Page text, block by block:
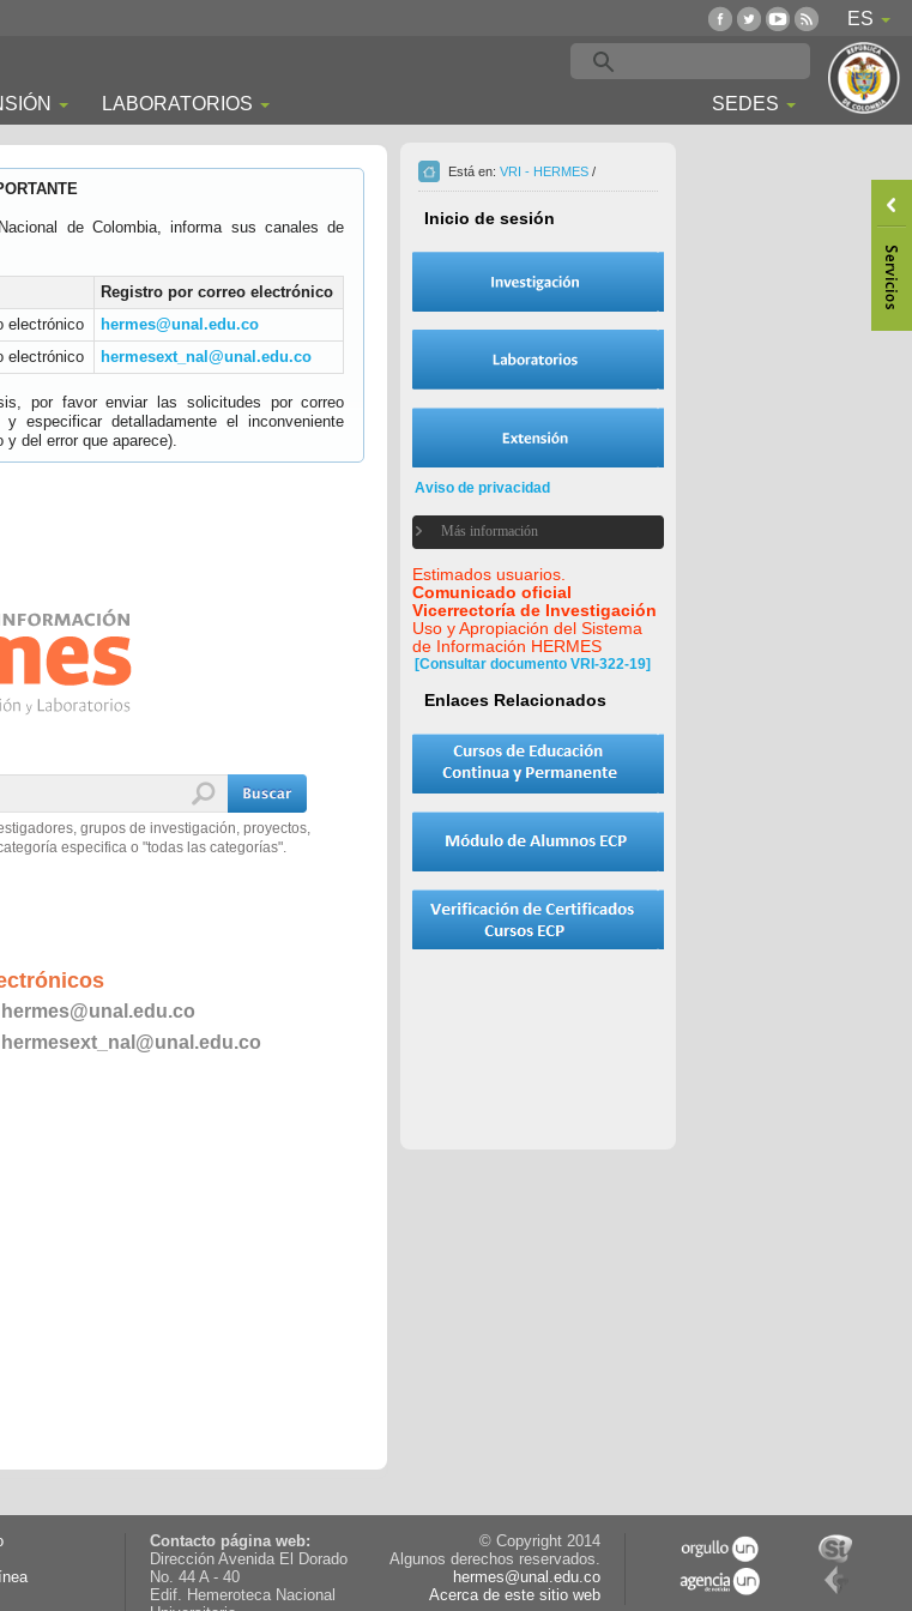
ES
LABORATORIOS SEDES
de Colombia, informa sus canales de
Registro por correo electrónico
electrónico
hermes@unal.edu.co
electrónico hermesext_nal@unal.edu.co
por favor enviar las solicitudes por correo
especificar detalladamente el inconveniente
del error que aparece).
grupos de investigación, proyectos,
especifica o "todas las categorías".
hermes@unal.edu.co
hermesext_nal@unal.edu.co
Está en: VRI - HERMES /
Inicio de sesión
Aviso de privacidad
Más información
Estimados usuarios.
Comunicado oficial
Vicerrectoría de Investigación
Uso y Apropiación del Sistema
de Información HERMES
[Consultar documento VRI-322-19]
Enlaces Relacionados
Contacto página web:
Dirección Avenida El Dorado
No. 44 A - 40
Edif. Hemeroteca Nacional
© Copyright 2014
Algunos derechos reservados.
hermes@unal.edu.co
Acerca de este sitio web